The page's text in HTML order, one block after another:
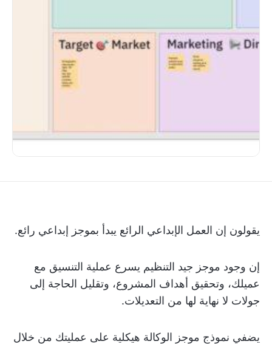
يقولون إن العمل الإبداعي الرائع يبدأ بموجز إبداعي رائع.
إن وجود موجز جيد التنظيم يسرع عملية التنسيق مع
عميلك، وتحقيق أهداف المشروع، وتقليل الحاجة إلى
جولات لا نهاية لها من التعديلات.
يضفي نموذج موجز الوكالة هيكلية على عمليتك من خلال